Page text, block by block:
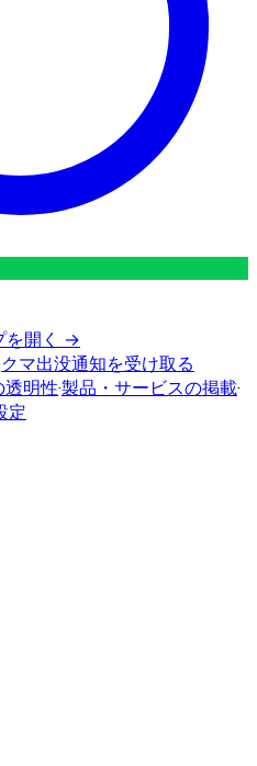
を開く →
クマ出没通知を受け取る
透明性·製品・サービスの掲載·
定